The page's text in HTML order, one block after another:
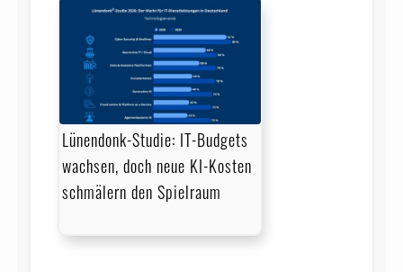
Lünendonk-Studie: IT-Budgets
wachsen, doch neue KI-Kosten
schmälern den Spielraum